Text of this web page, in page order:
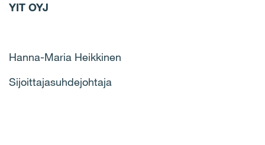
YIT OYJ
Hanna-Maria Heikkinen
Sijoittajasuhdejohtaja